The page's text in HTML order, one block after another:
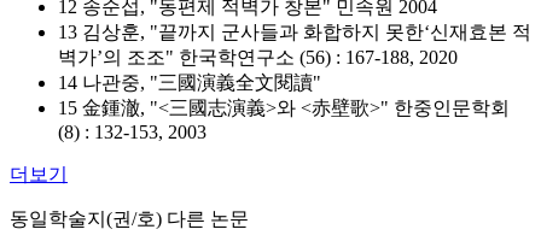
12 송순섭, "동편제 적벽가 창본" 민속원 2004
13 김상훈, "끝까지 군사들과 화합하지 못한‘신재효본 적
벽가’의 조조" 한국학연구소 (56) : 167-188, 2020
14 나관중, "三國演義全文閱讀"
15 金鍾澈, "<三國志演義>와 <赤壁歌>" 한중인문학회
(8) : 132-153, 2003
더보기
동일학술지(권/호) 다른 논문